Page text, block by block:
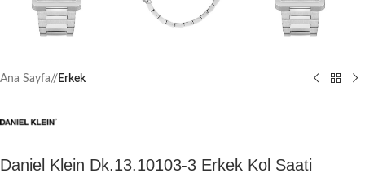
Ana Sayfa/ Erkek
Daniel Klein Dk.13.10103-3 Erkek Kol Saati